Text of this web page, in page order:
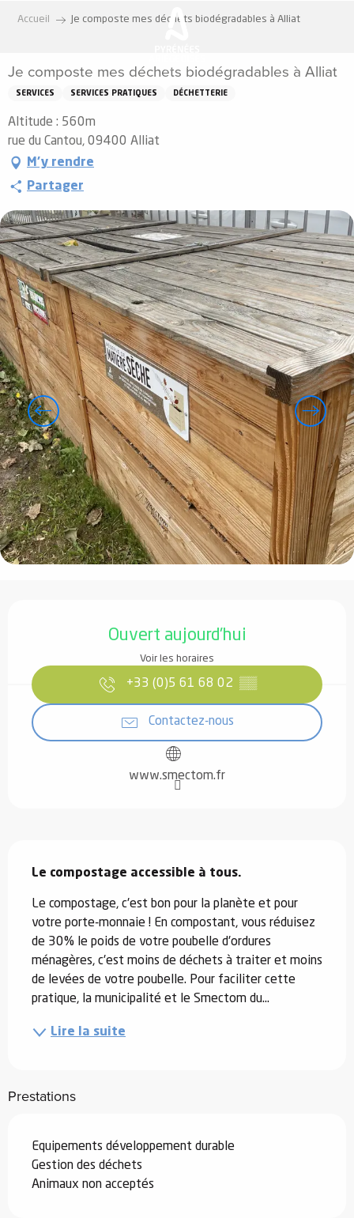
principal
Accueil Je composte mes déchets biodégradables à Alliat
Je composte mes déchets biodégradables à Alliat
SERVICES SERVICES PRATIQUES DÉCHETTERIE
Altitude : 560m
rue du Cantou, 09400 Alliat
M'y rendre
Partager
Ouvert aujourd'hui
Voir les horaires
+33 (0)5 61 68 02 ▒▒
Contactez-nous
www.smectom.fr
Le compostage accessible à tous.
Le compostage, c'est bon pour la planète et pour
votre porte-monnaie ! En compostant, vous réduisez
de 30% le poids de votre poubelle d'ordures
ménagères, c'est moins de déchets à traiter et moins
de levées de votre poubelle. Pour faciliter cette
pratique, la municipalité et le Smectom du...
Lire la suite
Prestations
Equipements développement durable
Gestion des déchets
Animaux non acceptés